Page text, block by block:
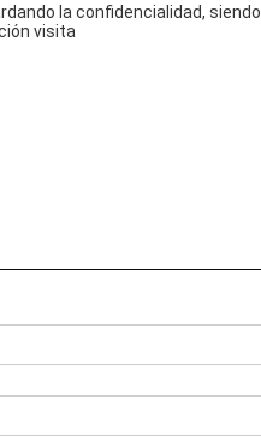
la confidencialidad, siendo
visita